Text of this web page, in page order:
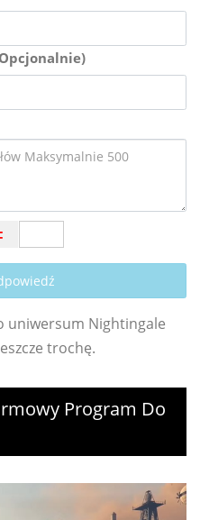
uniwersum Nightingale
trochę.
Program Do